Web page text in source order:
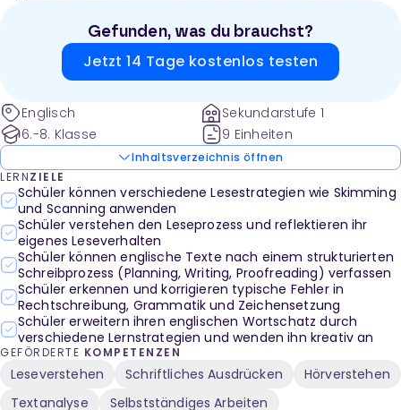
Reading (Leseverständnis, Lesestrategien,
Skimming/Scanning) und sechs zum Thema Writing
(Schreibprozess, Fehlerkorrektur, Wortschatzerwerb,
umfasst Kopiervorlagen mit Arbeitsblättern,
Lehrerhinweise und Lösungen.
Gefunden, was du brauchst?
Jetzt 14 Tage kostenlos testen
Englisch
6.-8. Klasse
Sekundarstufe 1
9 Einheiten
Inhaltsverzeichnis öffnen
LERNZIELE
Schüler können verschiedene Lesestrategien wie Skimming
und Scanning anwenden
Schüler verstehen den Leseprozess und reflektieren ihr
eigenes Leseverhalten
Schüler können englische Texte nach einem strukturierten
Schreibprozess (Planning, Writing, Proofreading) verfassen
Schüler erkennen und korrigieren typische Fehler in
Rechtschreibung, Grammatik und Zeichensetzung
Schüler erweitern ihren englischen Wortschatz durch
verschiedene Lernstrategien und wenden ihn kreativ an
GEFÖRDERTE KOMPETENZEN
Leseverstehen Schriftliches Ausdrücken
Hörverstehen
Textanalyse
Selbstständiges Arbeiten